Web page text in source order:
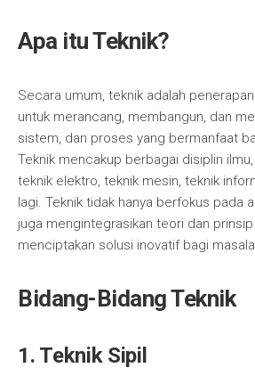
Apa itu Teknik?
Secara umum, teknik adalah
untuk merancang, membangun, dan
sistem, dan proses yang bermanfaat
Teknik mencakup berbagai disiplin
teknik elektro, teknik mesin, teknik
lagi. Teknik tidak hanya berfokus pada
juga mengintegrasikan teori dan
menciptakan solusi inovatif bagi
Bidang-Bidang Teknik
1. Teknik Sipil